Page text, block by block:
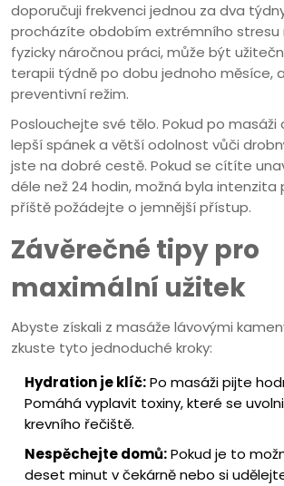
doporučuji frekvenci jednou za dva
procházíte obdobím extrémního
fyzicky náročnou práci, může být
terapii týdně po dobu jednoho měsíce,
preventivní režim.
Poslouchejte své tělo. Pokud po
lepší spánek a větší odolnost vůči
jste na dobré cestě. Pokud se cítíte
déle než 24 hodin, možná byla intenzita
příště požádejte o jemnější přístup.
Závěrečné tipy pro
maximální užitek
Abyste získali z masáže lávovými
zkuste tyto jednoduché kroky:
Hydration je klíč:Po masáži pijte
Pomáhá vyplavit toxiny, které se
krevního řečiště.
Nespěchejte domů:Pokud je to
deset minut v čekárně nebo si